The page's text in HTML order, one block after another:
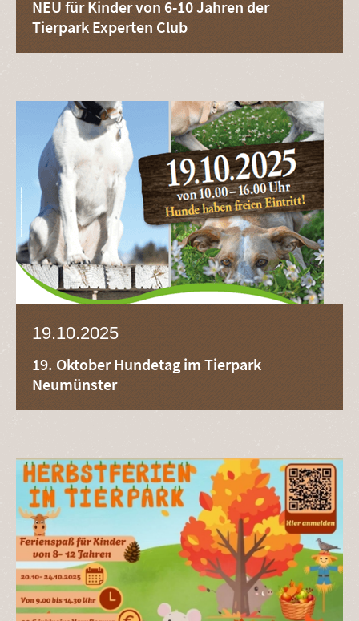
NEU für Kinder von 6-10 Jahren der
Tierpark Experten Club
19.10.2025
19. Oktober Hundetag im Tierpark
Neumünster